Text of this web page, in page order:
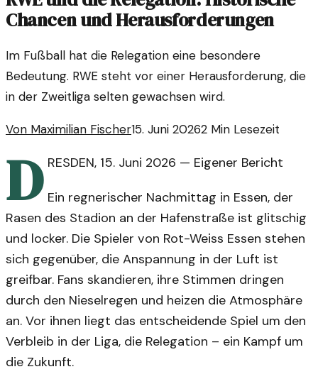
Chancen und Herausforderungen
Im Fußball hat die Relegation eine besondere
Bedeutung. RWE steht vor einer Herausforderung, die
in der Zweitliga selten gewachsen wird.
Von Maximilian Fischer15. Juni 20262 Min Lesezeit
D RESDEN, 15. Juni 2026 — Eigener Bericht
Ein regnerischer Nachmittag in Essen, der
Rasen des Stadion an der Hafenstraße ist glitschig
und locker. Die Spieler von Rot-Weiss Essen stehen
sich gegenüber, die Anspannung in der Luft ist
greifbar. Fans skandieren, ihre Stimmen dringen
durch den Nieselregen und heizen die Atmosphäre
an. Vor ihnen liegt das entscheidende Spiel um den
Verbleib in der Liga, die Relegation – ein Kampf um
die Zukunft.